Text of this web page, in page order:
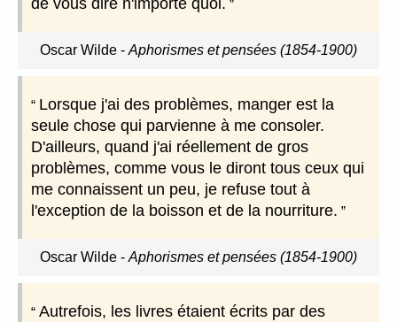
de vous dire n'importe quoi.
Oscar Wilde - Aphorismes et pensées (1854-1900)
Lorsque j'ai des problèmes, manger est la
seule chose qui parvienne à me consoler.
D'ailleurs, quand j'ai réellement de gros
problèmes, comme vous le diront tous ceux qui
me connaissent un peu, je refuse tout à
l'exception de la boisson et de la nourriture.
Oscar Wilde - Aphorismes et pensées (1854-1900)
Autrefois, les livres étaient écrits par des